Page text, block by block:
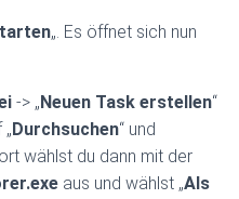
„. Es öffnet sich nun
-> „Neuen Task erstellen“
Durchsuchen“ und
wählst du dann mit der
aus und wählst „Als